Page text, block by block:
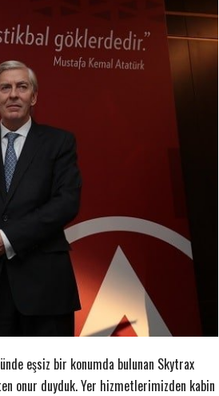
eşsiz bir konumda bulunan Skytrax
onur duyduk. Yer hizmetlerimizden kabin